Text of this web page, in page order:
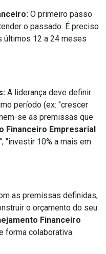
O primeiro passo
o passado. É preciso
últimos 12 a 24 meses
A liderança deve definir
período (ex: "crescer
se as premissas que
Financeiro Empresarial
"investir 10% a mais em
as premissas definidas,
o orçamento do seu
Financeiro
forma colaborativa.